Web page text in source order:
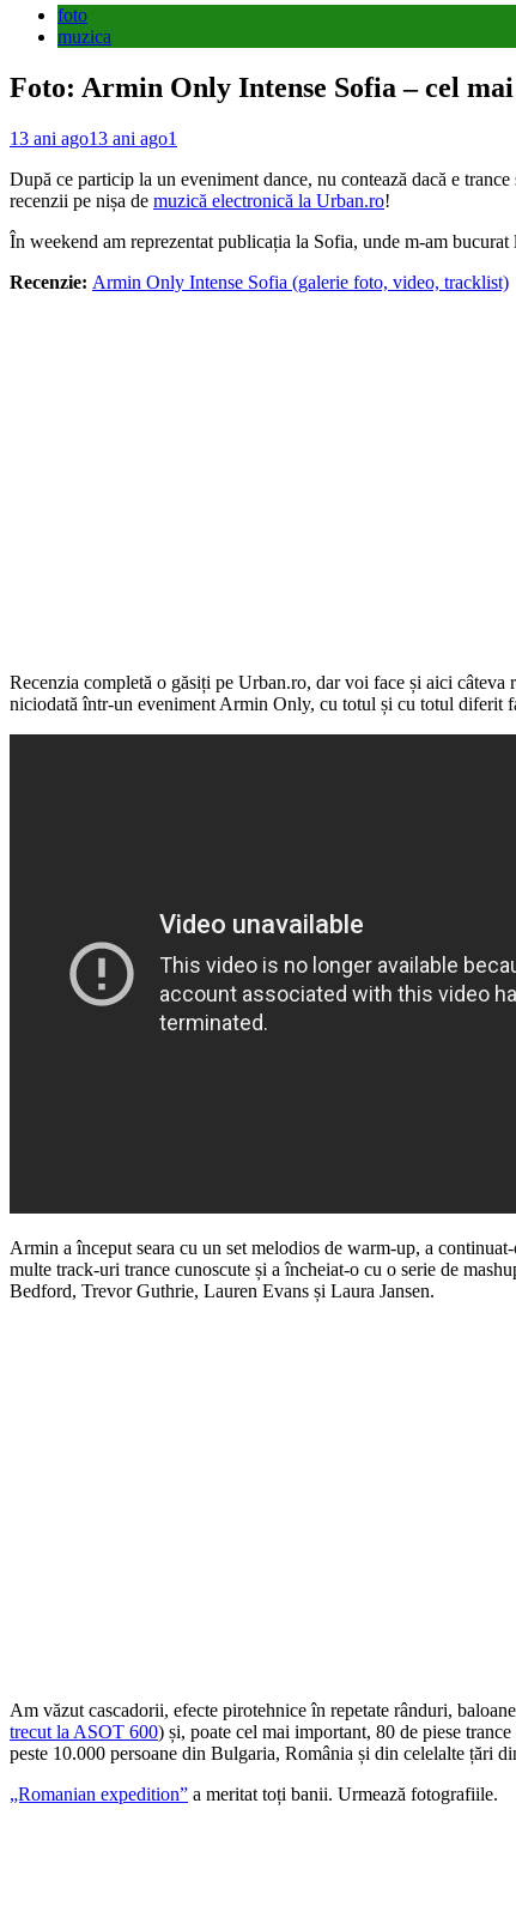
foto
muzica
Foto: Armin Only Intense Sofia – cel
13 ani ago13 ani ago1
După ce particip la un eveniment dance, nu contează dacă e
recenzii pe nișa de muzică electronică la Urban.ro!
În weekend am reprezentat publicația la Sofia, unde m-am bucurat
Recenzie: Armin Only Intense Sofia (galerie foto, video, tracklist)
Recenzia completă o găsiți pe Urban.ro, dar voi face și aici
niciodată într-un eveniment Armin Only, cu totul și cu totul diferit
Armin a început seara cu un set melodios de warm-up, a
multe track-uri trance cunoscute și a încheiat-o cu o serie de
Bedford, Trevor Guthrie, Lauren Evans și Laura Jansen.
Am văzut cascadorii, efecte pirotehnice în repetate rânduri,
trecut la ASOT 600) și, poate cel mai important, 80 de piese
peste 10.000 persoane din Bulgaria, România și din celelalte țări
„Romanian expedition” a meritat toți banii. Urmează fotografiile.